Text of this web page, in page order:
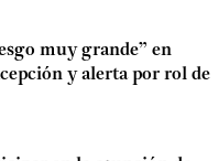
muy grande” en
y alerta por rol de